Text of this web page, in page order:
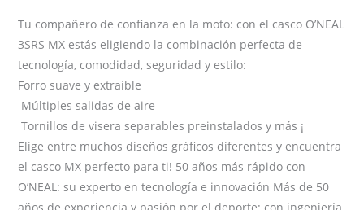
Tu compañero de confianza en la moto: con el casco O’NEAL
3SRS MX estás eligiendo la combinación perfecta de
tecnología, comodidad, seguridad y estilo:
Forro suave y extraíble
Múltiples salidas de aire
Tornillos de visera separables preinstalados y más ¡
Elige entre muchos diseños gráficos diferentes y encuentra
el casco MX perfecto para ti! 50 años más rápido con
O’NEAL: su experto en tecnología e innovación Más de 50